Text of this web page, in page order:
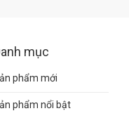
mục
phẩm mới
phẩm nổi bật